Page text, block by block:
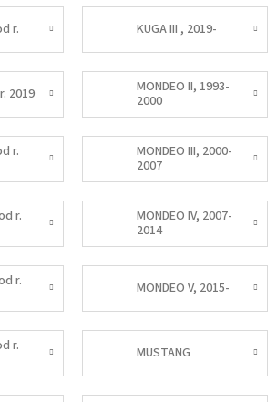
r.
KUGA III , 2019-
2019
MONDEO II, 1993-
2000
r.
MONDEO III, 2000-
2007
r.
MONDEO IV, 2007-
2014
r.
MONDEO V, 2015-
r.
MUSTANG